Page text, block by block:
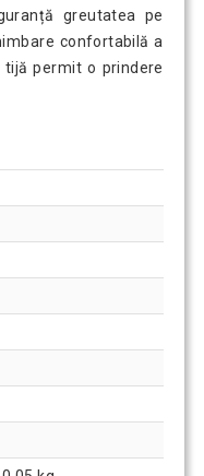
greutatea pe
confortabilă a
permit o prindere